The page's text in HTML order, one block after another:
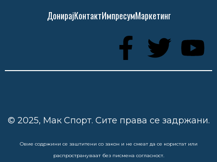
ДонирајКонтактИмпресумМаркетинг
© 2025, Мак Спорт. Сите права се задржани.
Овие содржини се заштитени со закон и не смеат да се користат или
распространуваат без писмена согласност.